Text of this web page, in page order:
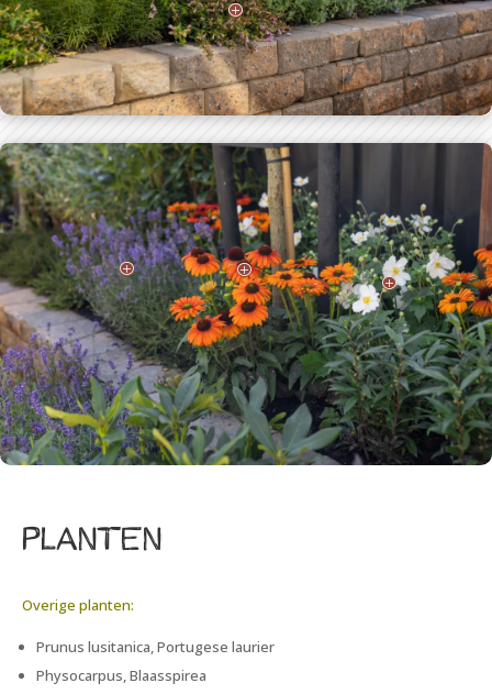
P
P
P
P
planten
Overige planten:
Prunus lusitanica, Portugese laurier
Physocarpus, Blaasspirea